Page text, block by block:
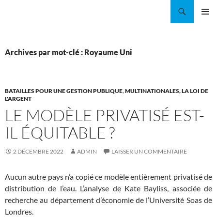
Archives par mot-clé : Royaume Uni
BATAILLES POUR UNE GESTION PUBLIQUE,MULTINATIONALES, LA LOI DE
L'ARGENT
LE MODÈLE PRIVATISÉ EST-
IL ÉQUITABLE ?
2 DÉCEMBRE 2022 ADMIN LAISSER UN COMMENTAIRE
Aucun autre pays n’a copié ce modèle entièrement privatisé de
distribution de l’eau. L’analyse de Kate Bayliss, associée de
recherche au département d’économie de l’Université Soas de
Londres.